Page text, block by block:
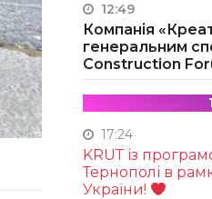
12:49
Компанія
генеральним
Construction
17:24
KRUТ із
Тернополі в
України!